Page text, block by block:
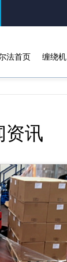
法首页 缠绕机
资讯